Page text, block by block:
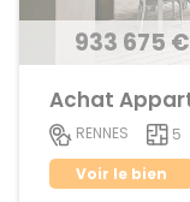
933 675 €
RENNES 5
Voir le bien